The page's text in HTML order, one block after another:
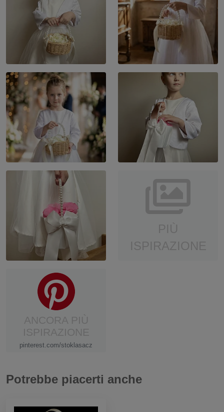
pinterest.com/stoklasacz
Potrebbe piacerti anche